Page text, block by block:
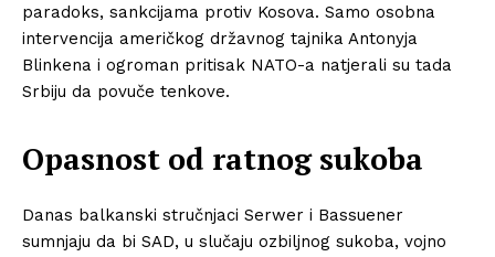
paradoks, sankcijama protiv Kosova. Samo osobna
intervencija američkog državnog tajnika Antonyja
Blinkena i ogroman pritisak NATO-a natjerali su tada
Srbiju da povuče tenkove.
Opasnost od ratnog sukoba
Danas balkanski stručnjaci Serwer i Bassuener
sumnjaju da bi SAD, u slučaju ozbiljnog sukoba, vojno